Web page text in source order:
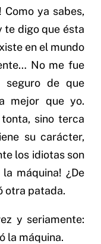
ya sabes,
te digo que ésta
en el mundo
No me fue
seguro de que
mejor que yo.
sino terca
su carácter,
los idiotas son
máquina! ¿De
otra patada.
y seriamente:
la máquina.